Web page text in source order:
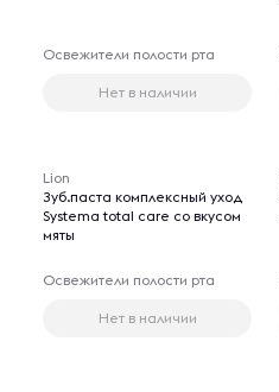
Освежители полости рта
Нет в наличии
Lion
Зуб.паста комплексный уход
Systema total care со вкусом
мяты
Освежители полости рта
Нет в наличии